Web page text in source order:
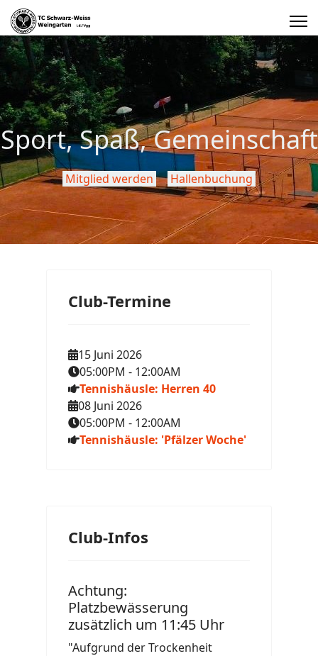
Sport, Spaß, Gemeinschaft
Mitglied werden Hallenbuchung
Club-Termine
15 Juni 2026
05:00PM - 12:00AM
Tennishäusle: Herren 40
08 Juni 2026
05:00PM - 12:00AM
Tennishäusle: 'Pfälzer Woche'
Club-Infos
Achtung:
Platzbewässerung
zusätzlich um 11:45 Uhr
"Aufgrund der Trockenheit